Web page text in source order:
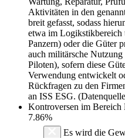
Aktivitäten in den
breit gefasst, sodass
etwa im Logikstikbereich
Panzern) oder die Güter
auch militärsche
Piloten), sofern diese
Verwendung entwickelt
Rückfragen zu den
an ISS ESG.
Kontroversen im Bereich
7.86%
Es wird die